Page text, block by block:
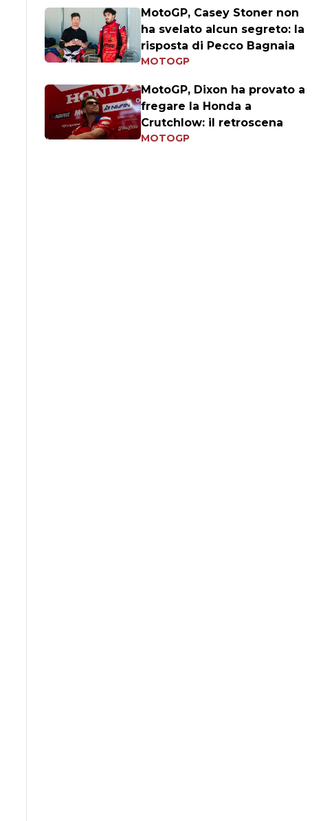
MotoGP, Casey Stoner non
ha svelato alcun segreto: la
risposta di Pecco Bagnaia
MOTOGP
MotoGP, Dixon ha provato a
fregare la Honda a
Crutchlow: il retroscena
MOTOGP